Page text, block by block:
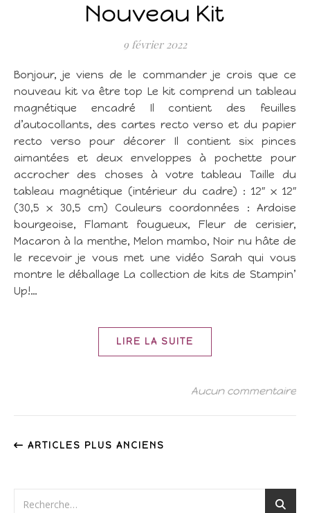
Nouveau Kit
9 février 2022
Bonjour, je viens de le commander je crois que ce
nouveau kit va être top Le kit comprend un tableau
magnétique encadré Il contient des feuilles
d’autocollants, des cartes recto verso et du papier
recto verso pour décorer Il contient six pinces
aimantées et deux enveloppes à pochette pour
accrocher des choses à votre tableau Taille du
tableau magnétique (intérieur du cadre) : 12″ x 12″
(30,5 x 30,5 cm) Couleurs coordonnées : Ardoise
bourgeoise, Flamant fougueux, Fleur de cerisier,
Macaron à la menthe, Melon mambo, Noir nu hâte de
le recevoir je vous met une vidéo Sarah qui vous
montre le déballage La collection de kits de Stampin’
Up!…
LIRE LA SUITE
Aucun commentaire
ARTICLES PLUS ANCIENS